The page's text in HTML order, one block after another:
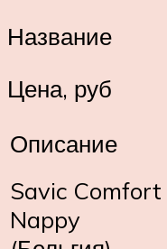
Название
Цена, руб
Описание
Savic Comfort
Nappy